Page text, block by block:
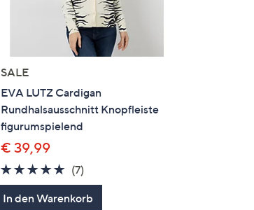
SALE
EVA LUTZ Cardigan
Rundhalsausschnitt Knopfleiste
figurumspielend
€ 39,99
5.0
von
5
(7)
Bewertungen
In den Warenkorb